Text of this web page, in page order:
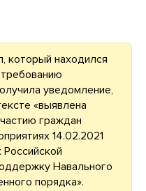
который находился
уведомление,
«выявлена
граждан
14.02.2021
Российской
Навального
порядка».